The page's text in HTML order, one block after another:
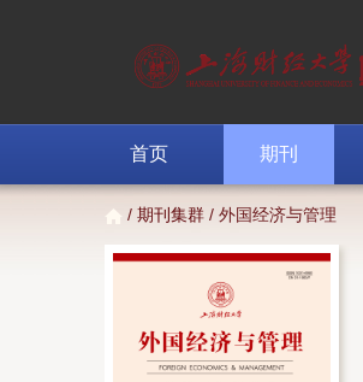
首页 期刊
/ 期刊集群 / 外国经济与管理